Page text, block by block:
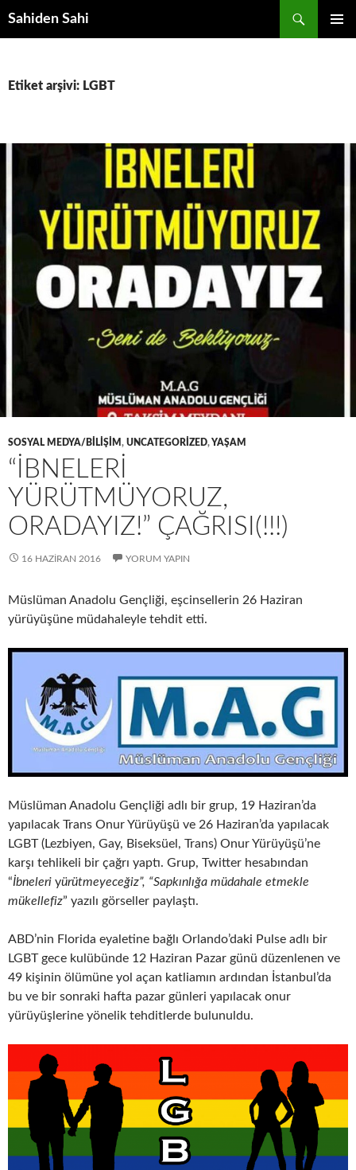
Sahiden Sahi
Etiket arşivi: LGBT
SOSYAL MEDYA/BILIŞIM , UNCATEGORIZED,YAŞAM
“İBNELERI
YÜRÜTMÜYORUZ,
ORADAYIZ!” ÇAĞRISI(!!!)
16 HAZIRAN 2016 YORUM YAPIN
Müslüman Anadolu Gençliği, eşcinsellerin 26 Haziran
yürüyüşüne müdahaleyle tehdit etti.
Müslüman Anadolu Gençliği adlı bir grup, 19 Haziran’da
yapılacak Trans Onur Yürüyüşü ve 26 Haziran’da yapılacak
LGBT (Lezbiyen, Gay, Biseksüel, Trans) Onur Yürüyüşü’ne
karşı tehlikeli bir çağrı yaptı. Grup, Twitter hesabından
“İbneleri yürütmeyeceğiz”, “Sapkınlığa müdahale etmekle
mükellefiz” yazılı görseller paylaştı.
ABD’nin Florida eyaletine bağlı Orlando’daki Pulse adlı bir
LGBT gece kulübünde 12 Haziran Pazar günü düzenlenen ve
49 kişinin ölümüne yol açan katliamın ardından İstanbul’da
bu ve bir sonraki hafta pazar günleri yapılacak onur
yürüyüşlerine yönelik tehditlerde bulunuldu.